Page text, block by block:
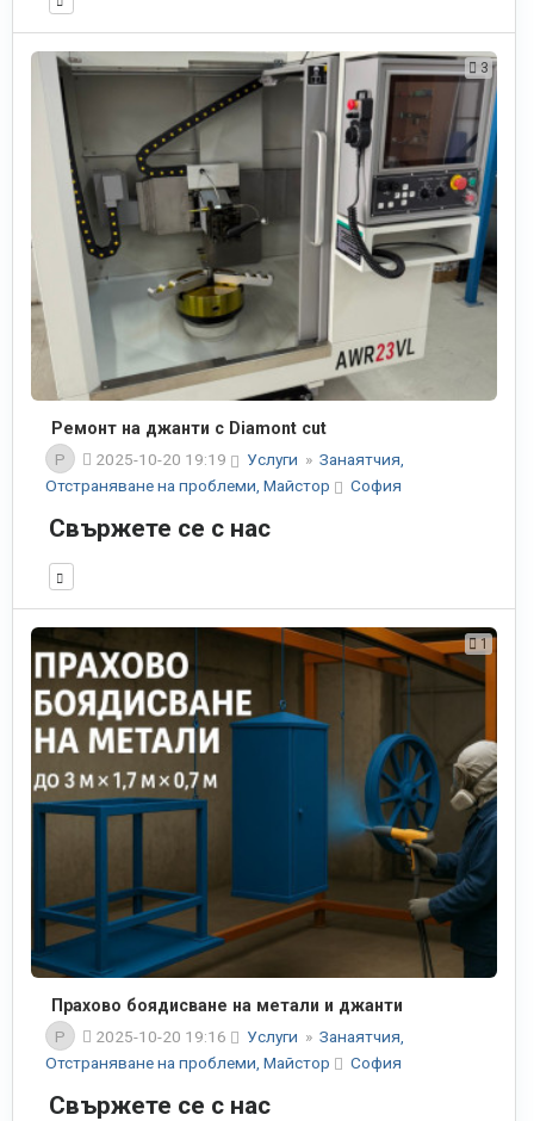
3
Ремонт на джанти с Diamont cut
P
2025-10-20 19:19 Услуги » Занаятчия,
Отстраняване на проблеми, Майстор
София
Свържете се с нас
1
Прахово боядисване на метали и джанти
P
2025-10-20 19:16 Услуги » Занаятчия,
Отстраняване на проблеми, Майстор
София
Свържете се с нас